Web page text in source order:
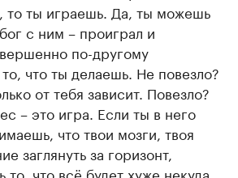
то ты играешь. Да, ты можешь
с ним – проиграл и
по-другому
что ты делаешь. Не повезло?
от тебя зависит. Повезло?
– это игра. Если ты в него
что твои мозги, твоя
заглянуть за горизонт,
то, что всё будет хуже некуда,